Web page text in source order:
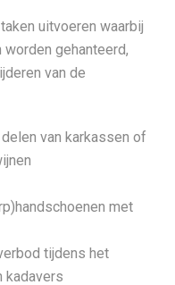
uitvoeren waarbij
gehanteerd,
van de
van karkassen of
met
tijdens het
kadavers